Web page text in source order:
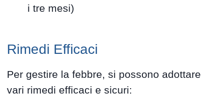
i tre mesi)
Rimedi Efficaci
Per gestire la febbre, si possono adottare
vari rimedi efficaci e sicuri: